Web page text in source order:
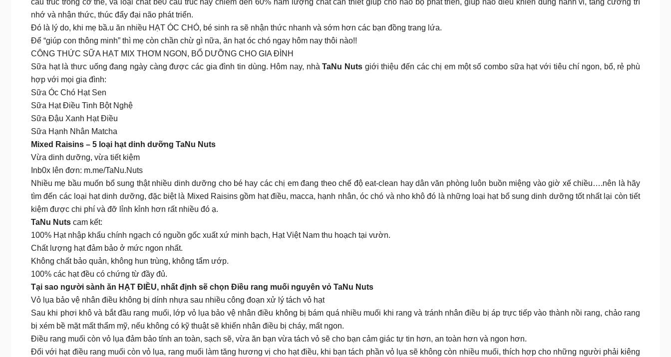
cấu trúc trong cơ thể, và loại chất bé0 cấu trúc này chiếm đến 60% hàm lượng chất cần thiết giúp cho não bộ phát triển, giúp não điều khiển đúng hành vi, tăng cường trí
nhớ và nhận thức, thúc đẩy đại não phát triển.
Đó là lý do, khi mẹ bầ.u ăn nhiều HẠT ÓC CHÓ, bé sinh ra sẽ nhận thức nhanh và sớm hơn các bạn đồng trang lứa.
Để “giúp con thông minh” thì mẹ còn chần chừ gì nữa, ăn hạt óc chó ngay hôm nay thôi nào!!
CÔNG THỨC SỮA HẠT MIX THƠM NGON, BỔ DƯỠNG CHO GIA ĐÌNH
Sữa hạt là thưc uống đang ngày càng được các gia đình tin dùng. Hôm nay, nhàTaNu Nuts giới thiệu đến các chị em một số combo sữa hạt với tiêu chí ngon, bổ, rẻ phù
hợp với mọi gia đình:
Sữa Óc Chó Hạt Sen
Sữa Hạt Điều Tinh Bột Nghệ
Sữa Đậu Xanh Hạt Điều
Sữa Hạnh Nhân Matcha
Mixed Raisins – 5 loại hạt dinh dưỡng TaNu Nuts
Vừa dinh dưỡng, vừa tiết kiệm
Inb0x lên đơn: m.me/TaNu.Nuts
Nhiều mẹ bầu muốn bổ sung thật nhiều dinh dưỡng cho bé hay các chị em đang theo chế độ eat-clean hay dân văn phòng luôn buồn miệng vào giờ xế chiều….nên là hãy
tìm đến các loại hạt dinh dưỡng, đặc biệt là Mixed Raisins gồm hạt điều, macca, hạnh nhân, óc chó và nho khô đó là những loại hạt bổ sung dinh dưỡng tốt nhất lại còn tiết
kiệm được chi phí và đỡ lỉnh kỉnh hơn rất nhiều đó ạ.
TaNu Nuts cam kết:
100% Hạt nhập khẩu chính ngạch có nguồn gốc xuất xứ minh bạch, Hạt Việt Nam thu hoạch tại vườn.
Chất lượng hạt đảm bảo ở mức ngon nhất.
Không chất bảo quản, không hun trùng, không tẩm ướp.
100% các hạt đều có chứng từ đầy đủ.
Tại sao người sành ăn HẠT ĐIỀU, nhất định sẽ chọn Điều rang muối nguyên vỏ TaNu Nuts
Vỏ lụa bảo vệ nhân điều không bị dính nhựa sau nhiều công đoạn xử lý tách vỏ hạt
Sau khi phơi khô và bắt đầu rang muối, lớp vỏ lụa bảo vệ nhân điều không bị bám quá nhiều muối khi rang và tránh nhân điều bị áp trực tiếp vào thành nồi rang, chảo rang
bị xém bề mặt mất thẩm mỹ, nếu không có kỹ thuật sẽ khiến nhân điều bị cháy, mất ngon.
Điều rang muối còn vỏ lụa đảm bảo tính an toàn, sạch sẽ, vừa ăn bạn vừa tách vỏ sẽ cho bạn cảm giác tự tin hơn, an toàn hơn và ngon hơn.
Đối với hạt điều rang muối còn vỏ lụa, rang muối làm tăng hương vị cho hạt điều, khi bạn tách phần vỏ lụa sẽ không còn nhiều muối, thích hợp cho những người phải kiêng